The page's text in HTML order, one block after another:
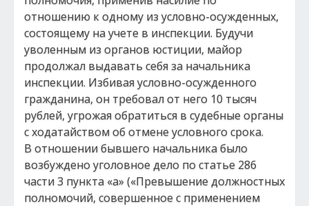
отношению к одному из условно-осужденных,
состоящему на учете в инспекции. Будучи
уволенным из органов юстиции, майор
продолжал выдавать себя за начальника
инспекции. Избивая условно-осужденного
гражданина, он требовал от него 10 тысяч
рублей, угрожая обратиться в судебные органы
с ходатайством об отмене условного срока.
В отношении бывшего начальника было
возбуждено уголовное дело по статье 286
части 3 пункта «а» («Превышение должностных
полномочий, совершенное с применением